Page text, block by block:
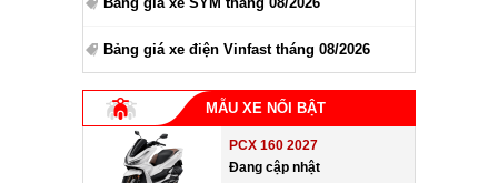
Bảng giá xe điện Vinfast tháng 08/2026
MẪU XE NỔI BẬT
PCX 160 2027
Đang cập nhật